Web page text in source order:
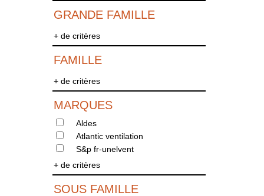
GRANDE FAMILLE
+ de critères
FAMILLE
+ de critères
MARQUES
Aldes
Atlantic ventilation
S&p fr-unelvent
+ de critères
SOUS FAMILLE